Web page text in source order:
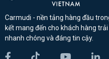
Carmudi - nền tảng hàng đầu
kết mang đến cho khách hàng
nhanh chóng và đáng tin cậy.